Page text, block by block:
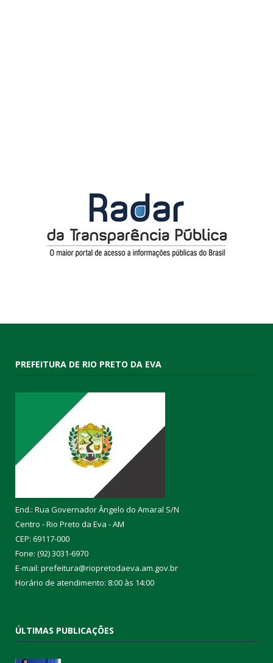
PREFEITURA DE RIO PRETO DA EVA
End.: Rua Governador Ângelo do Amaral S/N
Centro - Rio Preto da Eva - AM
CEP: 69117-000
Fone: (92) 3031-6970
E-mail: prefeitura@riopretodaeva.am.gov.br
Horário de atendimento: 8:00 às 14:00
ÚLTIMAS PUBLICAÇÕES